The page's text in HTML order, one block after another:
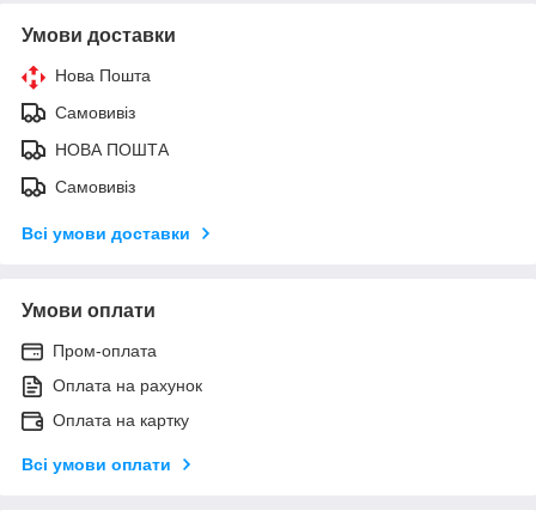
Умови доставки
Нова Пошта
Самовивіз
НОВА ПОШТА
Самовивіз
Всі умови доставки
Умови оплати
Пром-оплата
Оплата на рахунок
Оплата на картку
Всі умови оплати